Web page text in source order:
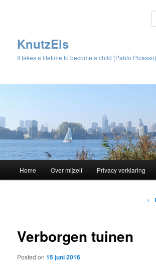
KnutzEls
It takes a lifetime to become a child (Pablo Picasso)
Skip
content
Home Over mijzelf Privacy verklaring
←
Verborgen tuinen
Posted on15 juni 2016